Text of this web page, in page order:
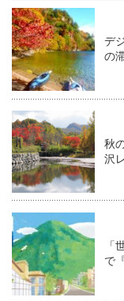
デ
の
秋
沢
「
で